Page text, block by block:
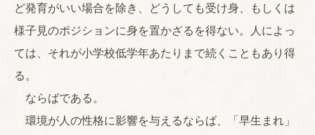
ど発育がいい場合を除き、どうしても受け身、もしくは
様子見のポジションに身を置かざるを得ない。人によっ
ては、それが小学校低学年あたりまで続くこともあり得
る。
ならばである。
環境が人の性格に影響を与えるならば、「早生まれ」